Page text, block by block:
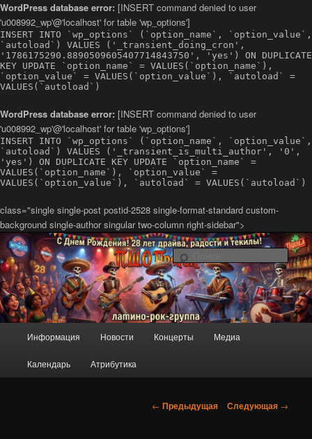
WordPress database error: [INSERT command denied to user
'u008992_wp'@'localhost' for table 'wp_options']
INSERT INTO `wp_options` (`option_name`, `option_value`,
`autoload`) VALUES ('_transient_doing_cron',
'1786175290.8890509605407714843750', 'yes') ON DUPLICATE
KEY UPDATE `option_name` = VALUES(`option_name`),
`option_value` = VALUES(`option_value`), `autoload` =
VALUES(`autoload`)
WordPress database error: [INSERT command denied to user
'u008992_wp'@'localhost' for table 'wp_options']
INSERT INTO `wp_options` (`option_name`, `option_value`,
`autoload`) VALUES ('_transient_is_multi_author', '0',
'yes') ON DUPLICATE KEY UPDATE `option_name` =
VALUES(`option_name`), `option_value` =
VALUES(`option_value`), `autoload` = VALUES(`autoload`)
class="single single-post postid-2528 single-format-standard custom-
background single-author singular two-column right-sidebar">
Официальный сайт группы ПШО
ПроРок
Латино-рок-регги группа из Санкт-Петербурга Повстанческо-
Шаманский Оркестр ПроРок
Перейти
к
Информация Новости Концерты Медиа
Календарь Атрибутика
Навигация
← Предыдущая Следующая →